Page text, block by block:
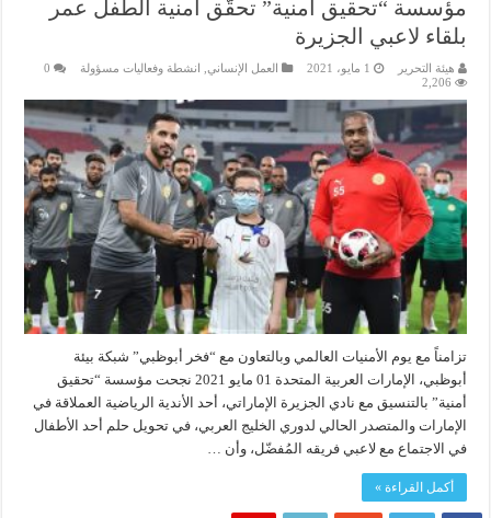
مؤسسة “تحقيق أمنية” تحقّق أمنية الطفل عمر
بلقاء لاعبي الجزيرة
هيئة التحرير 1 مايو، 2021 العمل الإنساني انشطة وفعاليات مسؤولة
0
2,206
تزامناً مع يوم الأمنيات العالمي وبالتعاون مع “فخر أبوظبي” شبكة بيئة
أبوظبي، الإمارات العربية المتحدة 01 مايو 2021 نجحت مؤسسة “تحقيق
أمنية” بالتنسيق مع نادي الجزيرة الإماراتي، أحد الأندية الرياضية العملاقة في
الإمارات والمتصدر الحالي لدوري الخليج العربي، في تحويل حلم أحد الأطفال
في الاجتماع مع لاعبي فريقه المُفضّل، وأن …
أكمل القراءة »